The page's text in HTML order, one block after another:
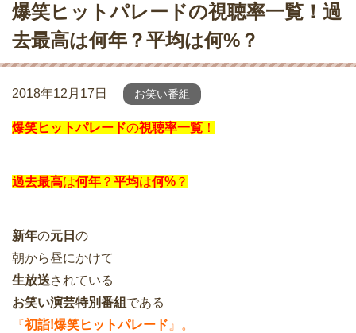
爆笑ヒットパレードの視聴率一覧！過
去最高は何年？平均は何%？
2018年12月17日 お笑い番組
爆笑ヒットパレードの視聴率一覧 ！
過去最高は何年 ？ 平均は何% ？
新年の元日 の
朝から昼にかけて
生放送されている
お笑い演芸特別番組 である
『初詣!爆笑ヒットパレード 』。